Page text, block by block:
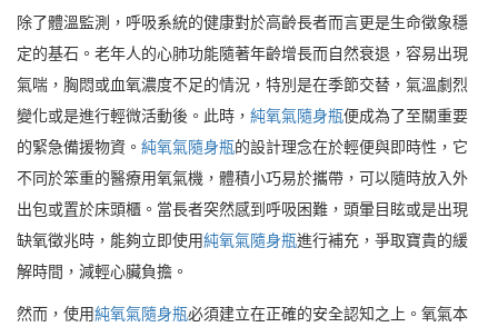
除了體溫監測，呼吸系統的健康對於高齡長者而言更是生命徵象穩
定的基石。老年人的心肺功能隨著年齡增長而自然衰退，容易出現
氣喘，胸悶或血氧濃度不足的情況，特別是在季節交替，氣溫劇烈
變化或是進行輕微活動後。此時， 純氧氣隨身瓶便成為了至關重要
的緊急備援物資。 純氧氣隨身瓶的設計理念在於輕便與即時性，它
不同於笨重的醫療用氧氣機，體積小巧易於攜帶，可以隨時放入外
出包或置於床頭櫃。當長者突然感到呼吸困難，頭暈目眩或是出現
缺氧徵兆時，能夠立即使用純氧氣隨身瓶進行補充，爭取寶貴的緩
解時間，減輕心臟負擔。
然而，使用純氧氣隨身瓶必須建立在正確的安全認知之上。氧氣本